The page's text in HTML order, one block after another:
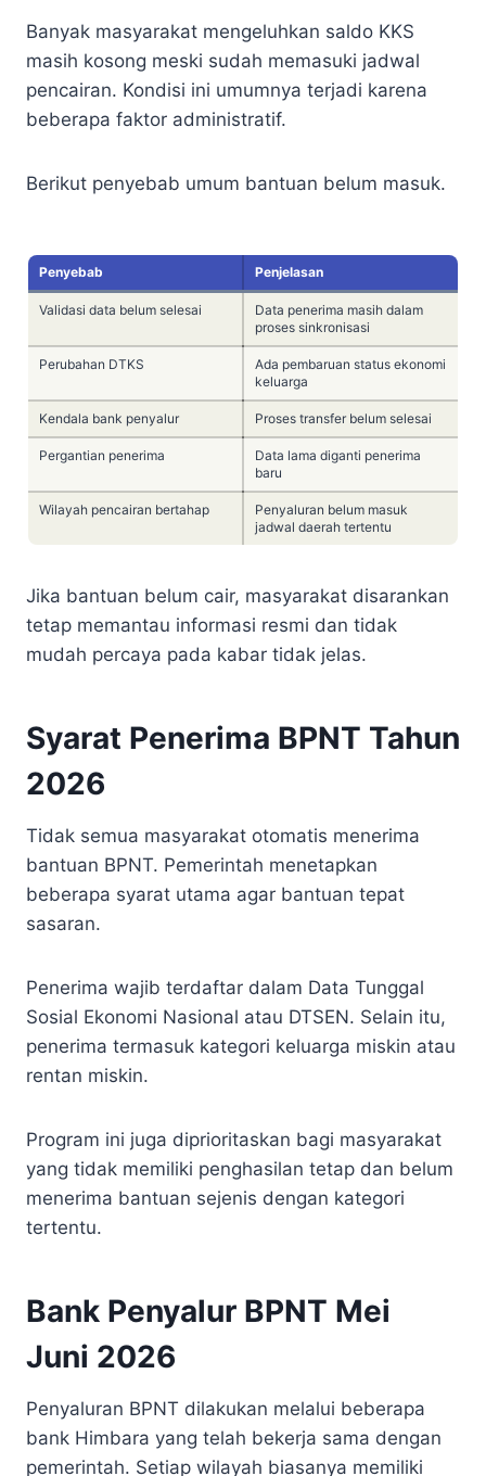
Banyak masyarakat mengeluhkan saldo KKS
masih kosong meski sudah memasuki jadwal
pencairan. Kondisi ini umumnya terjadi karena
beberapa faktor administratif.
Berikut penyebab umum bantuan belum masuk.
Penyebab Penjelasan
Validasi data belum selesai
Data penerima masih dalam
proses sinkronisasi
Perubahan DTKS
Ada pembaruan status ekonomi
keluarga
Kendala bank penyalur Proses transfer belum selesai
Pergantian penerima
Data lama diganti penerima
baru
Wilayah pencairan bertahap
Penyaluran belum masuk
jadwal daerah tertentu
Jika bantuan belum cair, masyarakat disarankan
tetap memantau informasi resmi dan tidak
mudah percaya pada kabar tidak jelas.
Syarat Penerima BPNT Tahun
2026
Tidak semua masyarakat otomatis menerima
bantuan BPNT. Pemerintah menetapkan
beberapa syarat utama agar bantuan tepat
sasaran.
Penerima wajib terdaftar dalam Data Tunggal
Sosial Ekonomi Nasional atau DTSEN. Selain itu,
penerima termasuk kategori keluarga miskin atau
rentan miskin.
Program ini juga diprioritaskan bagi masyarakat
yang tidak memiliki penghasilan tetap dan belum
menerima bantuan sejenis dengan kategori
tertentu.
Bank Penyalur BPNT Mei
Juni 2026
Penyaluran BPNT dilakukan melalui beberapa
bank Himbara yang telah bekerja sama dengan
pemerintah. Setiap wilayah biasanya memiliki